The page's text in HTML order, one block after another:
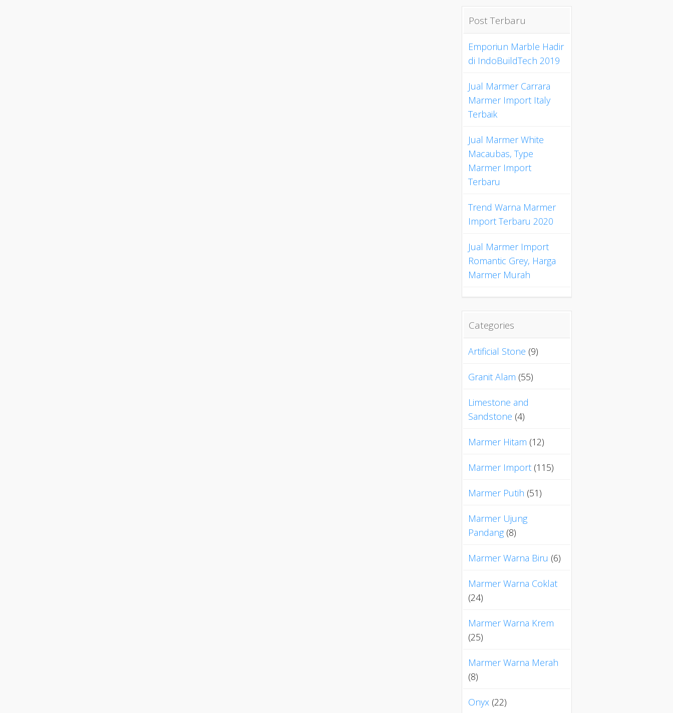
Post Terbaru
Emporiun Marble Hadir
di IndoBuildTech 2019
Jual Marmer Carrara
Marmer Import Italy
Terbaik
Jual Marmer White
Macaubas, Type
Marmer Import
Terbaru
Trend Warna Marmer
Import Terbaru 2020
Jual Marmer Import
Romantic Grey, Harga
Marmer Murah
Categories
Artificial Stone (9)
Granit Alam (55)
Limestone and
Sandstone (4)
Marmer Hitam (12)
Marmer Import (115)
Marmer Putih (51)
Marmer Ujung
Pandang (8)
Marmer Warna Biru (6)
Marmer Warna Coklat
(24)
Marmer Warna Krem
(25)
Marmer Warna Merah
(8)
Onyx (22)